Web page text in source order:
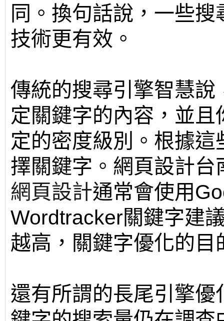
同。換句話說，一些
技術更有效。
傳統的搜尋引擎智慧
定關鍵字的內容，並
定的密度級別。根據
擇關鍵字。網頁設計
網頁設計通常會使用
Wordtracker關鍵字建
越高，關鍵字優化的目
還有所謂的長尾引擎